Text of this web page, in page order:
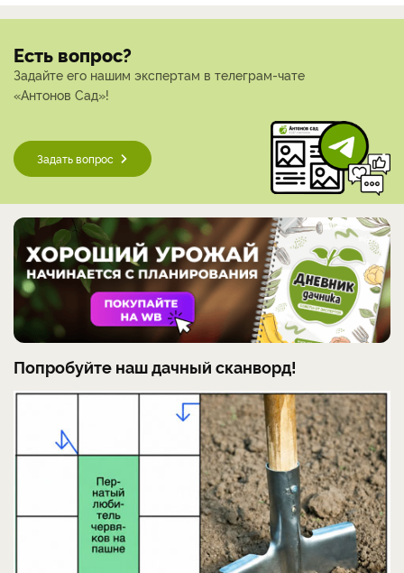
Есть вопрос?
Задайте его нашим экспертам в телеграм-чате
«Антонов Сад»!
Задать вопрос
Попробуйте наш дачный сканворд!